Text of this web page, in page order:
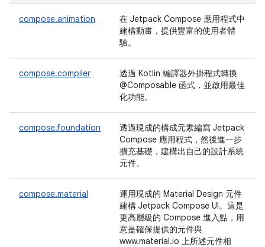
compose.animation
在 Jetpack Compose 應用程式中
建構動畫，提供豐富的使用者體
驗。
compose.compiler
透過 Kotlin 編譯器外掛程式轉換
@Composable 函式，並啟用最佳
化功能。
compose.foundation
透過現成的構成元素編寫 Jetpack
Compose 應用程式，然後進一步
擴充基礎，建構出自己的設計系統
元件。
compose.material
運用現成的 Material Design 元件
建構 Jetpack Compose UI。這是
更高層級的 Compose 進入點，用
意是確保提供的元件與
www.material.io 上所述元件相